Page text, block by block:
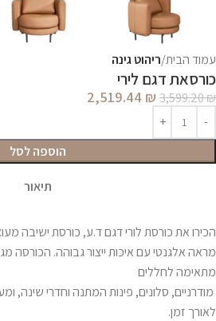
עמוד הבית ריהוט גינה
כורסאת דגם לירי
3,599.20₪
2,519.44 ₪
הוספה לסל
תיאור
הכירו את כורסת לורי דגם ד.ע, כורסת ישיבה
מתאימה לחללים
מודרניים, סלונים, פינות המתנה וחדרי שינה,
לאורך זמן.